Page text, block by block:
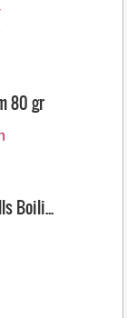
80 gr
Boili...